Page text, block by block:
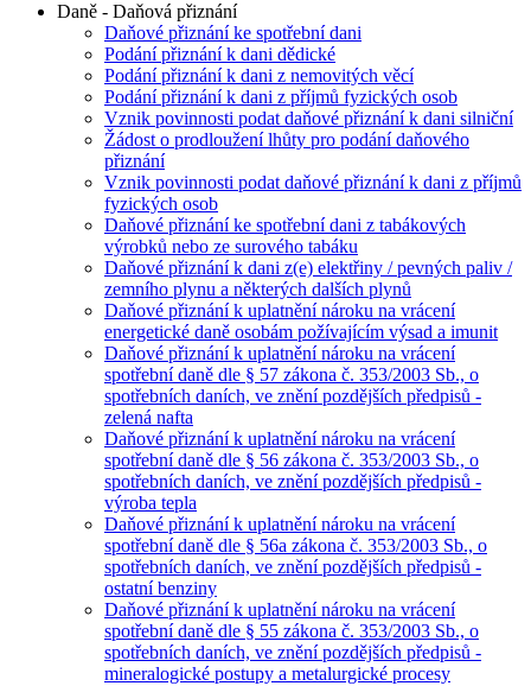
Daně - Daňová přiznání
Daňové přiznání ke spotřební dani
Podání přiznání k dani dědické
Podání přiznání k dani z nemovitých věcí
Podání přiznání k dani z příjmů fyzických osob
Vznik povinnosti podat daňové přiznání k dani silniční
Žádost o prodloužení lhůty pro podání daňového
přiznání
Vznik povinnosti podat daňové přiznání k dani z příjmů
fyzických osob
Daňové přiznání ke spotřební dani z tabákových
výrobků nebo ze surového tabáku
Daňové přiznání k dani z(e) elektřiny / pevných paliv /
zemního plynu a některých dalších plynů
Daňové přiznání k uplatnění nároku na vrácení
energetické daně osobám požívajícím výsad a imunit
Daňové přiznání k uplatnění nároku na vrácení
spotřební daně dle § 57 zákona č. 353/2003 Sb., o
spotřebních daních, ve znění pozdějších předpisů -
zelená nafta
Daňové přiznání k uplatnění nároku na vrácení
spotřební daně dle § 56 zákona č. 353/2003 Sb., o
spotřebních daních, ve znění pozdějších předpisů -
výroba tepla
Daňové přiznání k uplatnění nároku na vrácení
spotřební daně dle § 56a zákona č. 353/2003 Sb., o
spotřebních daních, ve znění pozdějších předpisů -
ostatní benziny
Daňové přiznání k uplatnění nároku na vrácení
spotřební daně dle § 55 zákona č. 353/2003 Sb., o
spotřebních daních, ve znění pozdějších předpisů -
mineralogické postupy a metalurgické procesy